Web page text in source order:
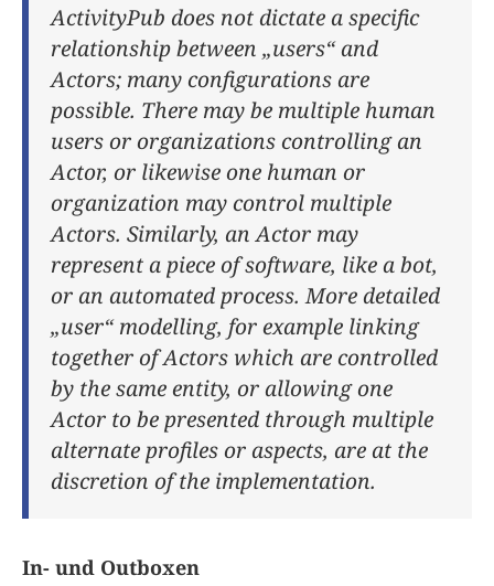
ActivityPub does not dictate a specific
relationship between „users“ and
Actors; many configurations are
possible. There may be multiple human
users or organizations controlling an
Actor, or likewise one human or
organization may control multiple
Actors. Similarly, an Actor may
represent a piece of software, like a bot,
or an automated process. More detailed
„user“ modelling, for example linking
together of Actors which are controlled
by the same entity, or allowing one
Actor to be presented through multiple
alternate profiles or aspects, are at the
discretion of the implementation.
In- und Outboxen